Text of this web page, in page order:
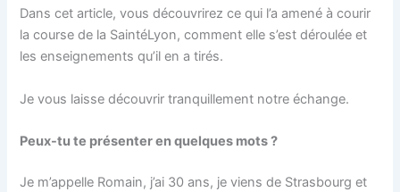
Dans cet article, vous découvrirez ce qui l’a amené à courir
la course de la SaintéLyon, comment elle s’est déroulée et
les enseignements qu’il en a tirés.
Je vous laisse découvrir tranquillement notre échange.
Peux-tu te présenter en quelques mots ?
Je m’appelle Romain, j’ai 30 ans, je viens de Strasbourg et